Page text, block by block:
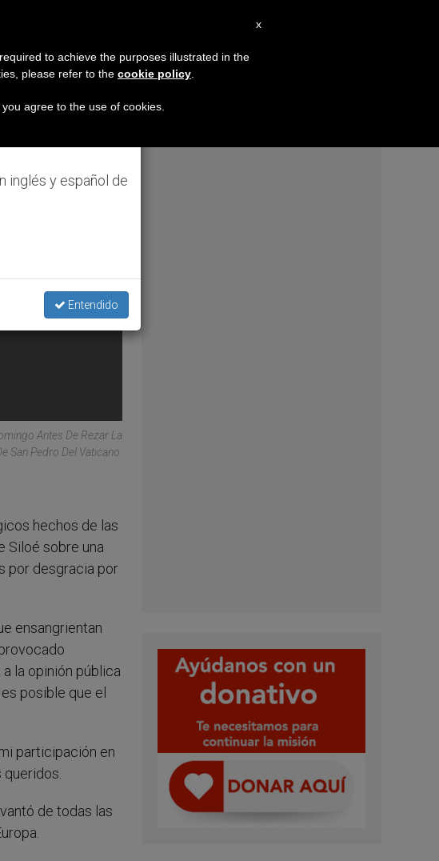
Antes De Rezar La
San Pedro Del Vaticano.
hechos de las
Siloé sobre una
por desgracia por
ensangrientan
la opinión pública
posible que el
participación en
de todas las
aprovechando
inglés y español de
Entendido
x
to achieve the purposes illustrated in the
please refer to the cookie policy
agree to the use of cookies.